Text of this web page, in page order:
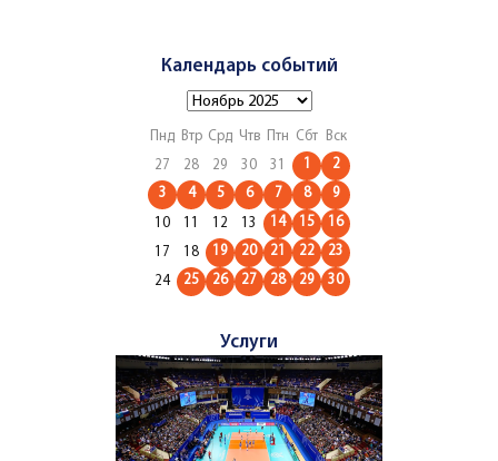
Календарь событий
Пнд Втр Срд Чтв Птн Сбт
Вск
27
28 29 30 31 1
2
3
4 5 6 7 8 9
10 12 13 14 15 16
17 18 19 20 21 22 23
24 25 26 27 28 29 30
Услуги